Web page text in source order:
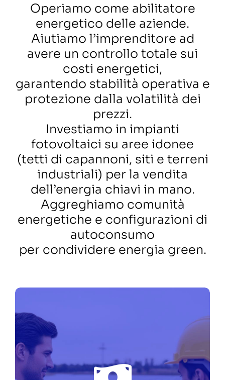
Operiamo come abilitatore
energetico delle aziende.
Aiutiamo l’imprenditore ad
avere un controllo totale sui
costi energetici,
garantendo stabilità operativa e
protezione dalla volatilità dei
prezzi.
Investiamo in impianti
fotovoltaici su aree idonee
(tetti di capannoni, siti e terreni
industriali) per la vendita
dell’energia chiavi in mano.
Aggreghiamo comunità
energetiche e configurazioni di
autoconsumo
per condividere energia green.
UN TEAM DI PROFESSIONISTI
DIETRO LA TECNOLOGIA, UNA
PIATTAFORMA SOLIDA, UN
OBIETTIVO CONDIVISO.
Siamo una piattaforma di
investimento al 100% del
FIEE